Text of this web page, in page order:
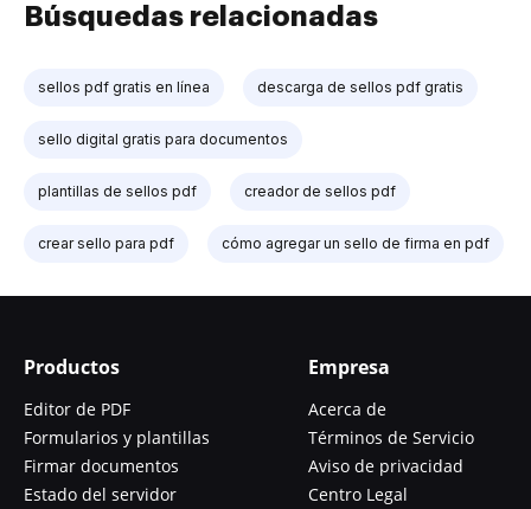
Búsquedas relacionadas
sellos pdf gratis en línea descarga de sellos pdf gratis
sello digital gratis para documentos
plantillas de sellos pdf creador de sellos pdf
crear sello para pdf cómo agregar un sello de firma en pdf
Productos
Editor de PDF
Formularios y plantillas
Firmar documentos
Estado del servidor
Empresa
Acerca de
Términos de Servicio
Aviso de privacidad
Centro Legal